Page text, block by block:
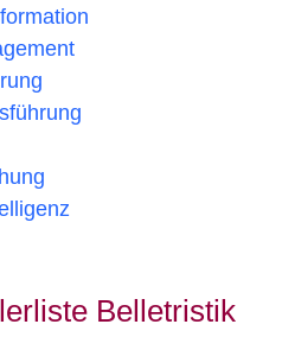
Belletristik